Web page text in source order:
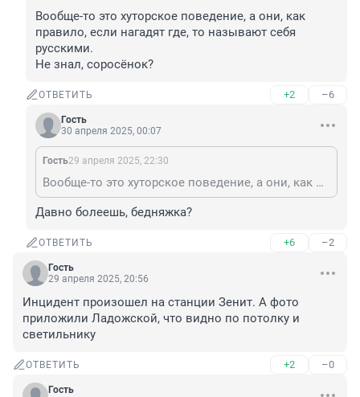
Вообще-то это хуторское поведение, а они, как
правило, если нагадят где, то называют себя
русскими.
Не знал, соросёнок?
ОТВЕТИТЬ +2 –6
Гость
30 апреля 2025, 00:07
Гость29 апреля 2025, 22:30
Вообще-то это хуторское поведение, а они, как правило, если нагадят где, то называют себя русскими. Не знал, соросёнок?
Давно болеешь, бедняжка?
ОТВЕТИТЬ +6 –2
Гость
29 апреля 2025, 20:56
Инцидент произошел на станции Зенит. А фото
приложили Ладожской, что видно по потолку и
светильнику
ОТВЕТИТЬ +2 –0
Гость